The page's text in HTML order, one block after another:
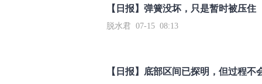
【日报】弹簧没坏，只是暂时被压住
脱水君 07-15 08:13
【日报】底部区间已探明，但过程不